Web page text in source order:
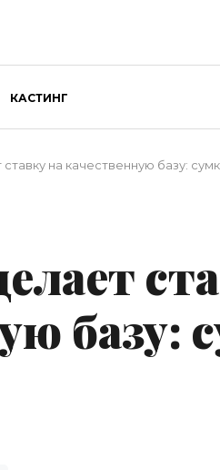
КАСТИНГ
на качественную базу:
базу: